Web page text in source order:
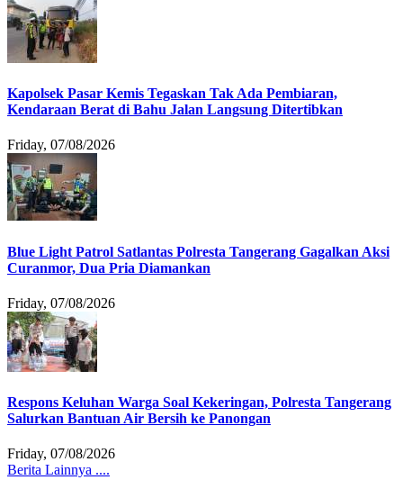
Kapolsek Pasar Kemis Tegaskan Tak Ada Pembiaran,
Kendaraan Berat di Bahu Jalan Langsung Ditertibkan
Friday, 07/08/2026
Blue Light Patrol Satlantas Polresta Tangerang Gagalkan Aksi
Curanmor, Dua Pria Diamankan
Friday, 07/08/2026
Respons Keluhan Warga Soal Kekeringan, Polresta Tangerang
Salurkan Bantuan Air Bersih ke Panongan
Friday, 07/08/2026
Berita Lainnya ....